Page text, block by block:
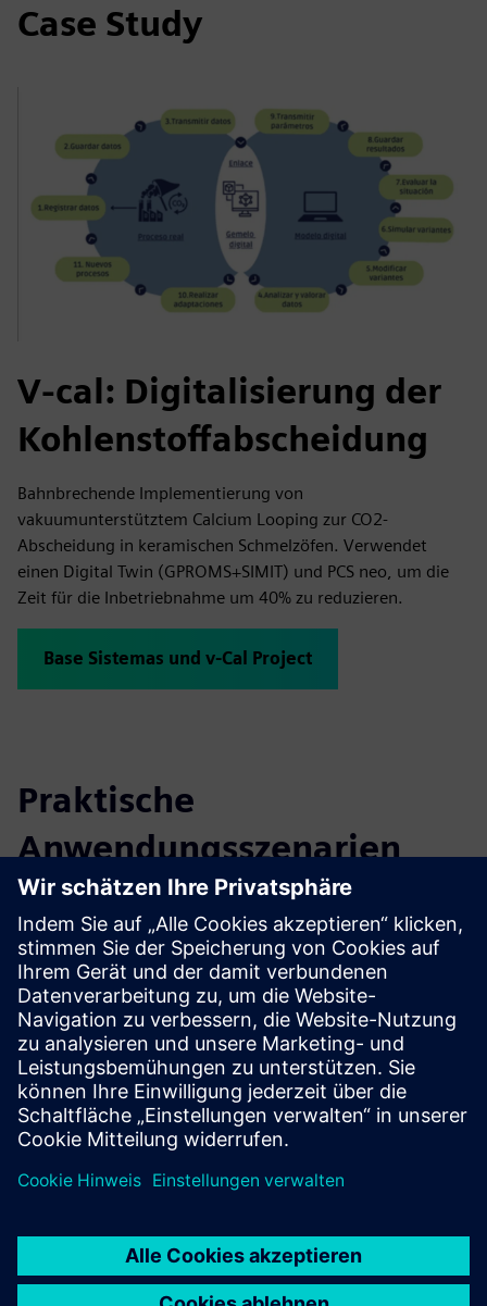
Case Study
V-cal: Digitalisierung der
Kohlenstoffabscheidung
Bahnbrechende Implementierung von
vakuumunterstütztem Calcium Looping zur CO2-
Abscheidung in keramischen Schmelzöfen. Verwendet
einen Digital Twin (GPROMS+SIMIT) und PCS neo, um die
Zeit für die Inbetriebnahme um 40% zu reduzieren.
Base Sistemas und v-Cal Project
Praktische
Anwendungsszenarien
Select...
DCS-Technik (PCS 7)
Vollständige DCS-Leitsystemintegration für ein
Biomassekraftwerk mit SIMATIC PCS 7